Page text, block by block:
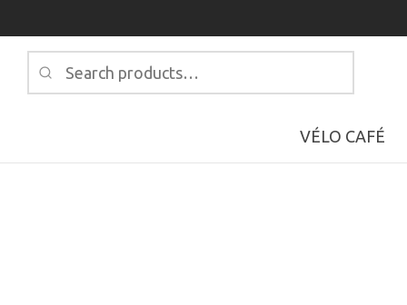
Search
for:
VÉLO CAFÉ